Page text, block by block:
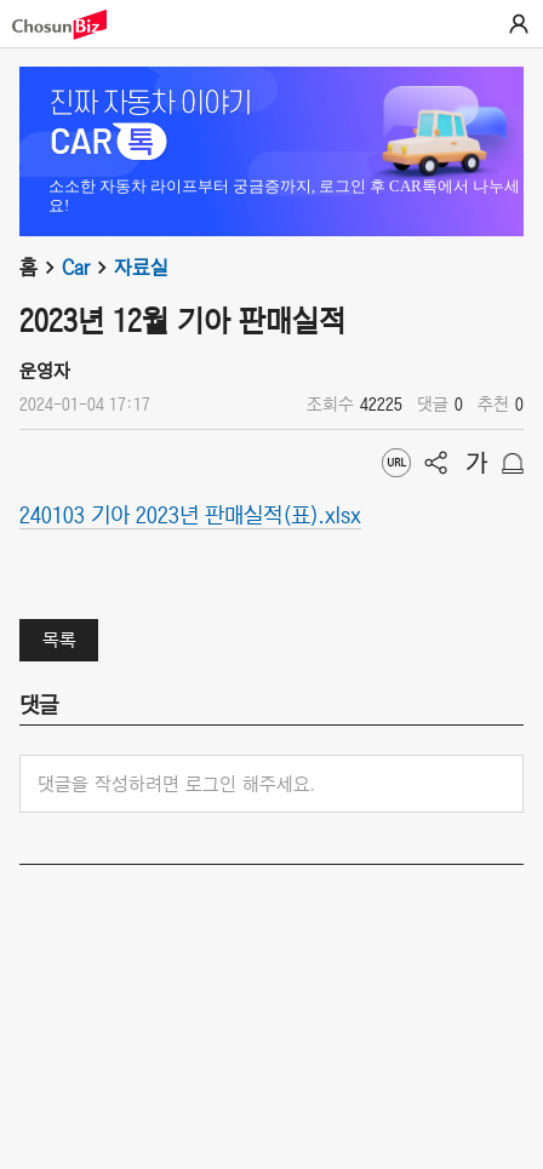
소소한 자동차 라이프부터 궁금증까지, 로그인 후 CAR톡에서 나누세
요!
홈 Car 자료실
2023년 12월 기아 판매실적
운영자
2024-01-04 17:17 조회수 42225 댓글 0 추천 0
240103 기아 2023년 판매실적(표).xlsx
목록
댓글
댓글을 작성하려면 로그인 해주세요.